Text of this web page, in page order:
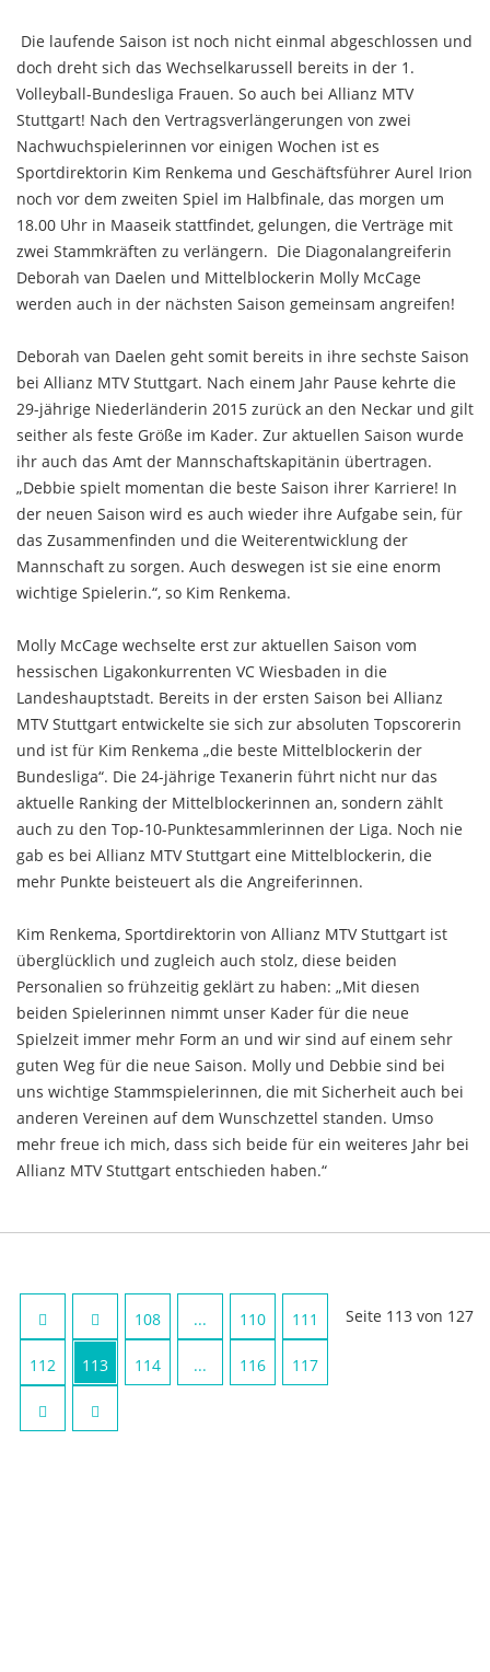
Die laufende Saison ist noch nicht einmal abgeschlossen und
doch dreht sich das Wechselkarussell bereits in der 1.
Volleyball-Bundesliga Frauen. So auch bei Allianz MTV
Stuttgart! Nach den Vertragsverlängerungen von zwei
Nachwuchspielerinnen vor einigen Wochen ist es
Sportdirektorin Kim Renkema und Geschäftsführer Aurel Irion
noch vor dem zweiten Spiel im Halbfinale, das morgen um
18.00 Uhr in Maaseik stattfindet, gelungen, die Verträge mit
zwei Stammkräften zu verlängern. Die Diagonalangreiferin
Deborah van Daelen und Mittelblockerin Molly McCage
werden auch in der nächsten Saison gemeinsam angreifen!
Deborah van Daelen geht somit bereits in ihre sechste Saison
bei Allianz MTV Stuttgart. Nach einem Jahr Pause kehrte die
29-jährige Niederländerin 2015 zurück an den Neckar und gilt
seither als feste Größe im Kader. Zur aktuellen Saison wurde
ihr auch das Amt der Mannschaftskapitänin übertragen.
„Debbie spielt momentan die beste Saison ihrer Karriere! In
der neuen Saison wird es auch wieder ihre Aufgabe sein, für
das Zusammenfinden und die Weiterentwicklung der
Mannschaft zu sorgen. Auch deswegen ist sie eine enorm
wichtige Spielerin.“, so Kim Renkema.
Molly McCage wechselte erst zur aktuellen Saison vom
hessischen Ligakonkurrenten VC Wiesbaden in die
Landeshauptstadt. Bereits in der ersten Saison bei Allianz
MTV Stuttgart entwickelte sie sich zur absoluten Topscorerin
und ist für Kim Renkema „die beste Mittelblockerin der
Bundesliga“. Die 24-jährige Texanerin führt nicht nur das
aktuelle Ranking der Mittelblockerinnen an, sondern zählt
auch zu den Top-10-Punktesammlerinnen der Liga. Noch nie
gab es bei Allianz MTV Stuttgart eine Mittelblockerin, die
mehr Punkte beisteuert als die Angreiferinnen.
Kim Renkema, Sportdirektorin von Allianz MTV Stuttgart ist
überglücklich und zugleich auch stolz, diese beiden
Personalien so frühzeitig geklärt zu haben: „Mit diesen
beiden Spielerinnen nimmt unser Kader für die neue
Spielzeit immer mehr Form an und wir sind auf einem sehr
guten Weg für die neue Saison. Molly und Debbie sind bei
uns wichtige Stammspielerinnen, die mit Sicherheit auch bei
anderen Vereinen auf dem Wunschzettel standen. Umso
mehr freue ich mich, dass sich beide für ein weiteres Jahr bei
Allianz MTV Stuttgart entschieden haben.“
Seite 113 von 127
108 ... 110 111
112 113 114 ... 116 117